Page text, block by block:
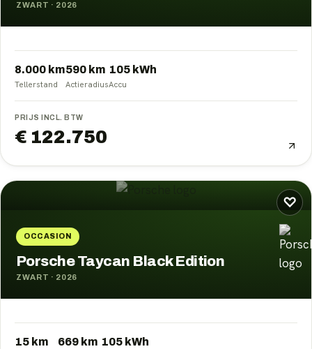
ZWART · 2026
8.000 km
Tellerstand
590 km
Actieradius
105 kWh
Accu
PRIJS INCL. BTW
€ 122.750
♡
OCCASION
Porsche Taycan Black Edition
ZWART · 2026
15 km 669 km 105 kWh